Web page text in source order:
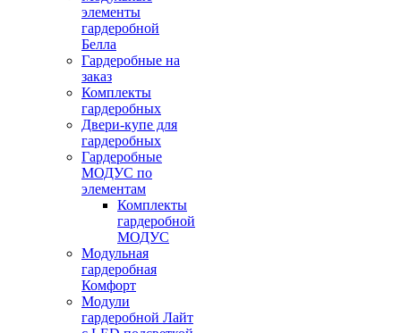
элементы
гардеробной
Белла
Гардеробные на
заказ
Комплекты
гардеробных
Двери-купе для
гардеробных
Гардеробные
МОДУС по
элементам
Комплекты
гардеробной
МОДУС
Модульная
гардеробная
Комфорт
Модули
гардеробной Лайт